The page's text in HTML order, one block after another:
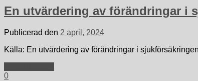
En utvärdering av förändringar i
Publicerad den 2 april, 2024
Källa: En utvärdering av förändringar i
0